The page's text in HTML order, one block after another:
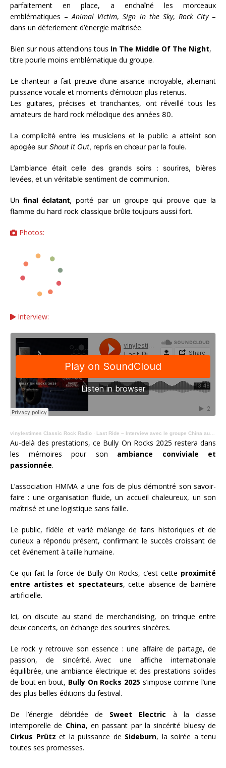
parfaitement en place, a enchaîné les morceaux
emblématiques –Animal Victim,Sign in the Sky, Rock City–
dans un déferlement d’énergie maîtrisée.
Bien sur nous attendions tous In The Middle Of The Night,
titre pourle moins emblématique du groupe.
Le chanteur a fait preuve d’une aisance incroyable, alternant
puissance vocale et moments d’émotion plus retenus.
Les guitares, précises et tranchantes, ont réveillé tous les
amateurs de hard rock mélodique des années 80.
La complicité entre les musiciens et le public a atteint son
apogée sur Shout It Out, repris en chœur par la foule.
L’ambiance était celle des grands soirs : sourires, bières
levées, et un véritable sentiment de communion.
Un final éclatant, porté par un groupe qui prouve que la
flamme du hard rock classique brûle toujours aussi fort.
Photos:
Interview:
vinylestimes Classic Rock Radio · Last Ride – Interview avec le groupe China au Bully On Rocks 2025.
Au-delà des prestations, ce Bully On Rocks 2025 restera dans
les mémoires pour son ambiance conviviale et
passionnée.
L’association HMMA a une fois de plus démontré son savoir-
faire : une organisation fluide, un accueil chaleureux, un son
maîtrisé et une logistique sans faille.
Le public, fidèle et varié mélange de fans historiques et de
curieux a répondu présent, confirmant le succès croissant de
cet événement à taille humaine.
Ce qui fait la force de Bully On Rocks, c’est cette proximité
entre artistes et spectateurs, cette absence de barrière
artificielle.
Ici, on discute au stand de merchandising, on trinque entre
deux concerts, on échange des sourires sincères.
Le rock y retrouve son essence : une affaire de partage, de
passion, de sincérité. Avec une affiche internationale
équilibrée, une ambiance électrique et des prestations solides
de bout en bout, Bully On Rocks 2025s’impose comme l’une
des plus belles éditions du festival.
De l’énergie débridée de Sweet Electric à la classe
intemporelle de China, en passant par la sincérité bluesy de
Cirkus Prütz et la puissance de Sideburn, la soirée a tenu
toutes ses promesses.